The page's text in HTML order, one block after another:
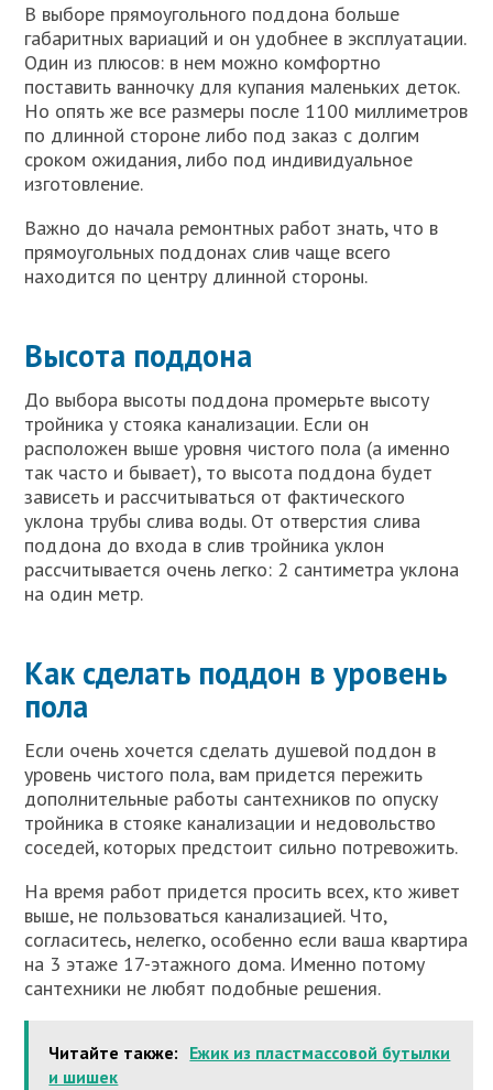
В выборе прямоугольного поддона больше
габаритных вариаций и он удобнее в эксплуатации.
Один из плюсов: в нем можно комфортно
поставить ванночку для купания маленьких деток.
Но опять же все размеры после 1100 миллиметров
по длинной стороне либо под заказ с долгим
сроком ожидания, либо под индивидуальное
изготовление.
Важно до начала ремонтных работ знать, что в
прямоугольных поддонах слив чаще всего
находится по центру длинной стороны.
Высота поддона
До выбора высоты поддона промерьте высоту
тройника у стояка канализации. Если он
расположен выше уровня чистого пола (а именно
так часто и бывает), то высота поддона будет
зависеть и рассчитываться от фактического
уклона трубы слива воды. От отверстия слива
поддона до входа в слив тройника уклон
рассчитывается очень легко: 2 сантиметра уклона
на один метр.
Как сделать поддон в уровень
пола
Если очень хочется сделать душевой поддон в
уровень чистого пола, вам придется пережить
дополнительные работы сантехников по опуску
тройника в стояке канализации и недовольство
соседей, которых предстоит сильно потревожить.
На время работ придется просить всех, кто живет
выше, не пользоваться канализацией. Что,
согласитесь, нелегко, особенно если ваша квартира
на 3 этаже 17-этажного дома. Именно потому
сантехники не любят подобные решения.
Читайте также: Ежик из пластмассовой бутылки
и шишек